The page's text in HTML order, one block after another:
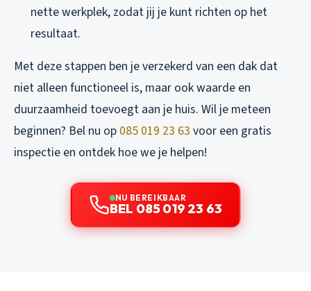
nette werkplek, zodat jij je kunt richten op het
resultaat.
Met deze stappen ben je verzekerd van een dak dat
niet alleen functioneel is, maar ook waarde en
duurzaamheid toevoegt aan je huis. Wil je meteen
beginnen? Bel nu op 085 019 23 63 voor een gratis
inspectie en ontdek hoe we je helpen!
NU BEREIKBAAR
BEL 085 019 23 63